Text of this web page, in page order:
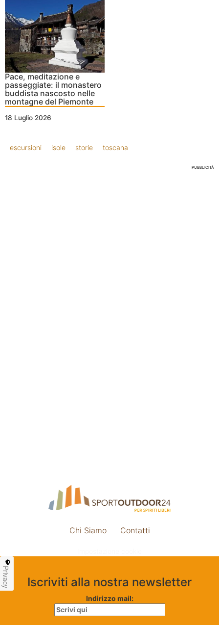
Pace, meditazione e
passeggiate: il monastero
buddista nascosto nelle
montagne del Piemonte
18 Luglio 2026
escursioni isole storie toscana
PUBBLICITÀ
Chi Siamo Contatti
Iscriviti alla nostra newsletter
Indirizzo mail:
Privacy